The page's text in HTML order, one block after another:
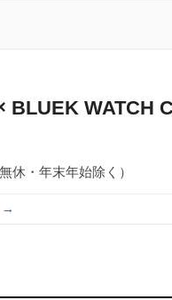
BLUEK WATCH
休・年末年始除く）
→